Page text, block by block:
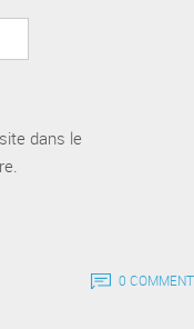
dans le
0 COMMENT